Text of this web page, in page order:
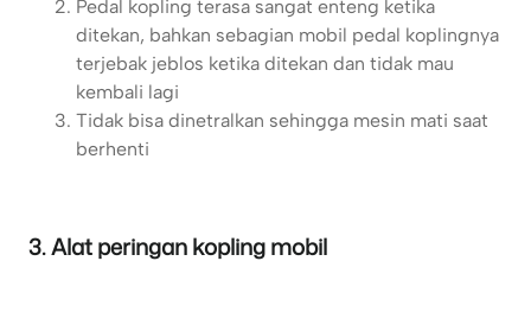
Pedal kopling terasa sangat enteng ketika
ditekan, bahkan sebagian mobil pedal koplingnya
terjebak jeblos ketika ditekan dan tidak mau
kembali lagi
Tidak bisa dinetralkan sehingga mesin mati saat
berhenti
3. Alat peringan kopling mobil